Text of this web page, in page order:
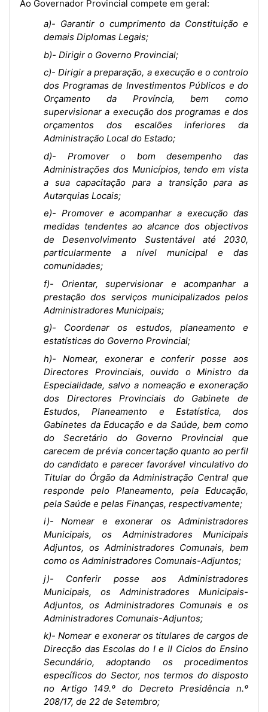
Ao Governador Provincial compete em geral:
a)- Garantir o cumprimento da Constituição e
demais Diplomas Legais;
b)- Dirigir o Governo Provincial;
c)- Dirigir a preparação, a execução e o controlo
dos Programas de Investimentos Públicos e do
Orçamento da Província, bem como
supervisionar a execução dos programas e dos
orçamentos dos escalões inferiores da
Administração Local do Estado;
d)- Promover o bom desempenho das
Administrações dos Municípios, tendo em vista
a sua capacitação para a transição para as
Autarquias Locais;
e)- Promover e acompanhar a execução das
medidas tendentes ao alcance dos objectivos
de Desenvolvimento Sustentável até 2030,
particularmente a nível municipal e das
comunidades;
f)- Orientar, supervisionar e acompanhar a
prestação dos serviços municipalizados pelos
Administradores Municipais;
g)- Coordenar os estudos, planeamento e
estatísticas do Governo Provincial;
h)- Nomear, exonerar e conferir posse aos
Directores Provinciais, ouvido o Ministro da
Especialidade, salvo a nomeação e exoneração
dos Directores Provinciais do Gabinete de
Estudos, Planeamento e Estatística, dos
Gabinetes da Educação e da Saúde, bem como
do Secretário do Governo Provincial que
carecem de prévia concertação quanto ao perfil
do candidato e parecer favorável vinculativo do
Titular do Órgão da Administração Central que
responde pelo Planeamento, pela Educação,
pela Saúde e pelas Finanças, respectivamente;
i)- Nomear e exonerar os Administradores
Municipais, os Administradores Municipais
Adjuntos, os Administradores Comunais, bem
como os Administradores Comunais-Adjuntos;
j)- Conferir posse aos Administradores
Municipais, os Administradores Municipais-
Adjuntos, os Administradores Comunais e os
Administradores Comunais-Adjuntos;
k)- Nomear e exonerar os titulares de cargos de
Direcção das Escolas do I e II Ciclos do Ensino
Secundário, adoptando os procedimentos
específicos do Sector, nos termos do disposto
no Artigo 149.º do Decreto Presidência n.º
208/17, de 22 de Setembro;